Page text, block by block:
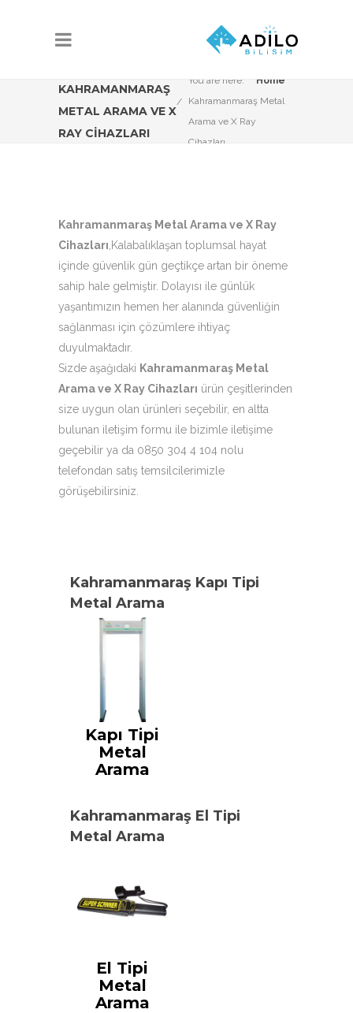
KAHRAMANMARAŞ
METAL ARAMA VE X
RAY CIHAZLARI
You are here:
Home
Kahramanmaraş Metal
Arama ve X Ray
Cihazları
Kahramanmaraş Metal Arama ve X Ray
Cihazları ,Kalabalıklaşan toplumsal hayat
içinde güvenlik gün geçtikçe artan bir öneme
sahip hale gelmiştir. Dolayısı ile günlük
yaşantımızın hemen her alanında güvenliğin
sağlanması için çözümlere ihtiyaç
duyulmaktadır.
Sizde aşağıdaki Kahramanmaraş Metal
Arama ve X Ray Cihazları ürün çeşitlerinden
size uygun olan ürünleri seçebilir, en altta
bulunan iletişim formu ile bizimle iletişime
geçebilir ya da 0850 304 4 104 nolu
telefondan satış temsilcilerimizle
görüşebilirsiniz.
Kahramanmaraş Kapı Tipi
Metal Arama
Kapı Tipi
Metal
Arama
Kahramanmaraş El Tipi
Metal Arama
El Tipi
Metal
Arama